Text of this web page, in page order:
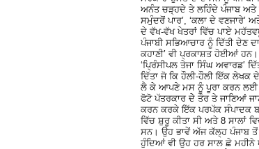
ਅਨੰਤ ਚੜ੍ਹਦੇ ਤੇ ਲਹਿੰਦੇ ਪੰਜਾਬ ਅਤੇ
ਸਮੁੰਦਰੋਂ ਪਾਰ’, ‘ਕਲਾ ਦੇ ਵਣਜਾਰੇ’
ਦੇ ਵੱਖ-ਵੱਖ ਖੇਤਰਾਂ ਵਿੱਚ ਪਾਏ
ਪੰਜਾਬੀ ਸਭਿਆਚਾਰ ਨੂੰ ਦਿੱਤੀ ਦੇਣ
ਕਹਾਣੀ’ ਵੀ ਪ੍ਰਕਾਸ਼ਤ ਹੋਈਆਂ
‘ਪ੍ਰਿੰਸੀਪਲ ਤੇਜਾ ਸਿੰਘ ਅਵਾਰਡ’
ਦਿੱਤਾ ਜੋ ਕਿ ਹੌਲੀ-ਹੌਲੀ ਇੱਕ ਲੇਖਕ
ਲੈ ਕੇ ਆਪਣੇ ਮਸ ਨੂੰ ਪੂਰਾ ਕਰਨ ਲਈ
ਫੋਟੋ ਪੱਤਰਕਾਰ ਦੇੇ ਤੌਰ ਤੇ ਜਾਣਿਆਂ
ਕਰਨ ਕਰਕੇ ਇੱਕ ਪਰਪੱਕ ਸੰਪਾਦਕ
ਵਿੱਚ ਸ਼ੁਰੂ ਕੀਤਾ ਸੀ ਅਤੇ 8 ਸਾਲਾਂ
ਸਨ। ਉਹ ਭਾਵੇਂ ਅੱਜ ਕੱਲ੍ਹ ਪੰਜਾਬ ਤੋਂ
ਹੁੰਦਿਆਂ ਵੀ ਉਹ ਹਰ ਸਾਲ ਛੇ ਮਹੀਨੇ